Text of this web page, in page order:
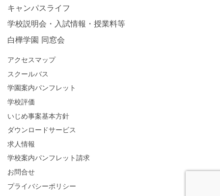
キャンパスライフ
学校説明会・入試情報・授業料等
白樺学園 同窓会
アクセスマップ
スクールバス
学園案内パンフレット
学校評価
いじめ事案基本方針
ダウンロードサービス
求人情報
学校案内パンフレット請求
お問合せ
プライバシーポリシー